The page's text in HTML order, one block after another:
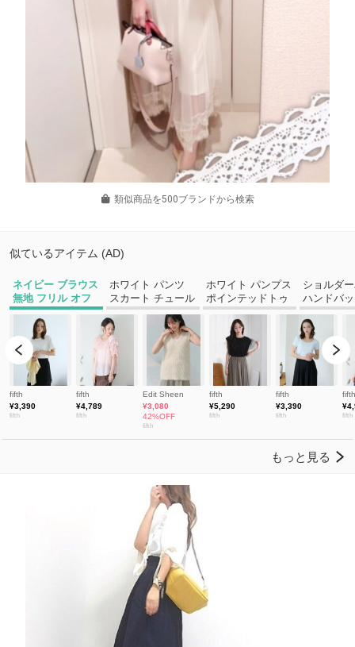
類似商品を500ブランドから検索